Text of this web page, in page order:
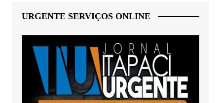
URGENTE SERVIÇOS ONLINE